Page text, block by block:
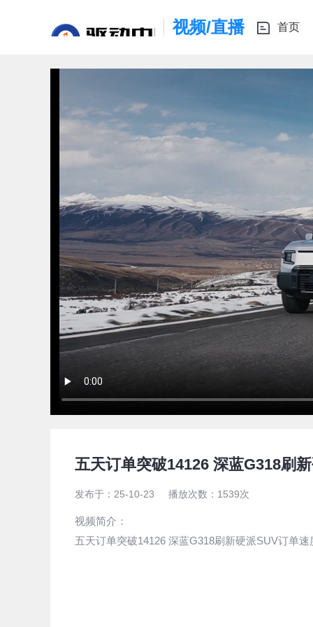
视频/直播 首页
五天订单突破14126 深蓝G318刷
发布于： 25-10-23 播放次数： 1539次
视频简介：
五天订单突破14126 深蓝G318刷新硬派SUV订单速